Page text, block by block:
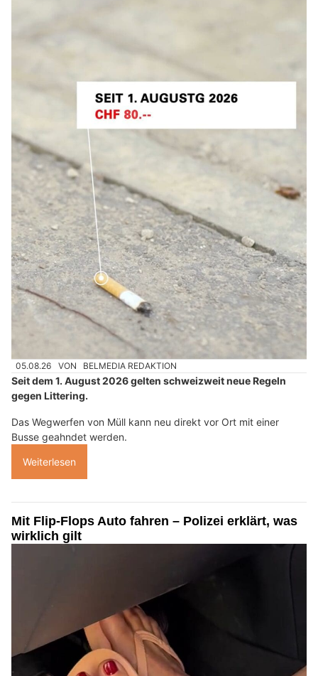
05.08.26 VON BELMEDIA REDAKTION
Seit dem 1. August 2026 gelten schweizweit neue Regeln
gegen Littering.
Das Wegwerfen von Müll kann neu direkt vor Ort mit einer
Busse geahndet werden.
Weiterlesen
Mit Flip-Flops Auto fahren – Polizei erklärt, was
wirklich gilt